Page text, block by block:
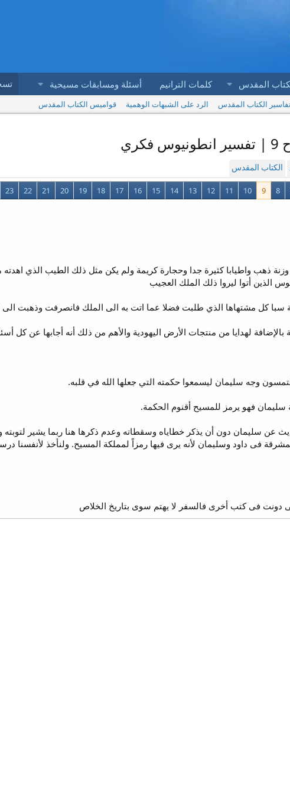
المقدس كلمات الترانيم أسئلة ومسابقات مسيحية
الكتاب المقدس الرد على الشبهات الوهمية
قواميس الكتاب المقدس
الكتاب المقدس
8
9
10
11
12
13
14
15
16
17
18
19
20
21
22
23
الذين أتوا ليروا ذلك الملك العجيب
لهدايا من منتجات الأرض اليهودية والأهم من ذلك أنه أجابها عن كل
فهو يرمز للمسيح أقنوم الحكمة.
عن سليمان دون أن يذكر خطاياه وسقطاته وعدم ذكرها هنا ربما يشير لتوبته
فى داود وسليمان لأنه يرى فيها رمزاً لمملكة المسيح. ولنأخذ لأنفسنا
دونت فى كتب أخرى فالسفر لا يهتم سوى بتاريخ الخلاص